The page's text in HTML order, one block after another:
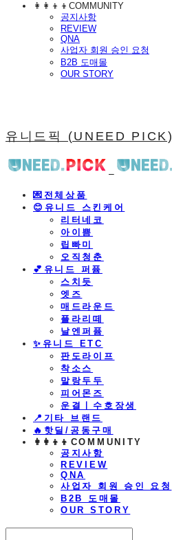
👩‍👩‍👦‍👦COMMUNITY
공지사항
REVIEW
QNA
사업자 회원 승인 요청
B2B 도매몰
OUR STORY
유니드픽 (UNEED PICK)
💌전체상품
😊유니드 스킨케어
리터네코
아이쁨
립빠미
오직청춘
💕유니드 퍼퓸
스치듯
엣즈
매드라운드
플라리떼
날엔퍼퓸
​✨유니드 ETC
판도라이프
착소스
말랑두두
피어몬즈
운결ㅣ수호장생
📍기타 브랜드
🔥핫딜/공동구매
👩‍👩‍👦‍👦COMMUNITY
공지사항
REVIEW
QNA
사업자 회원 승인 요청
B2B 도매몰
OUR STORY